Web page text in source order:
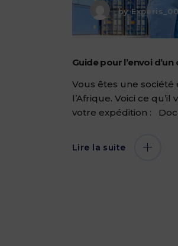
by
Guide pour l’envoi
Vous êtes une
l’Afrique. Voici ce
votre expédition :
Lire la suite